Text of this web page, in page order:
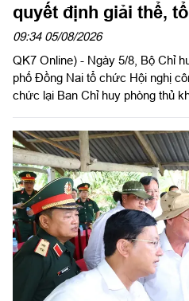
quyết định giải thể,
huy phòng thủ khu
09:34 05/08/2026
QK7 Online) - Ngày 5/8, Bộ Chỉ
phố Đồng Nai tổ chức Hội nghị
chức lại Ban Chỉ huy phòng thủ
tướng Đặng Văn Lẫm, Ủy viên
lệnh Quân khu dự và chỉ đạo Hội
Võ Tấn Đức, Phó Bí thư Thành
trưởng các cơ quan Quân khu;
Đồng Nai.